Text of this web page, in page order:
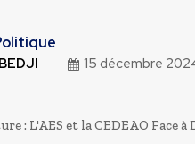
15 décembre
: L'AES et la CEDEAO Face à